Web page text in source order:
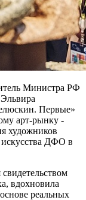
Министра РФ
Первые»
арт-рынку -
художников
искусства ДФО в
вдохновила
реальных